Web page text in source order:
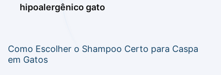
hipoalergênico gato
Como Escolher o Shampoo Certo para Caspa
em Gatos